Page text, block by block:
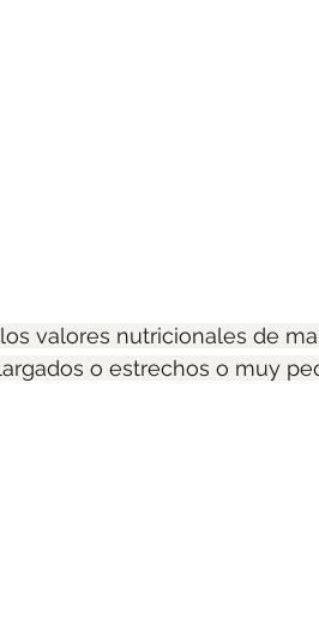
valores nutricionales de
o estrechos o muy